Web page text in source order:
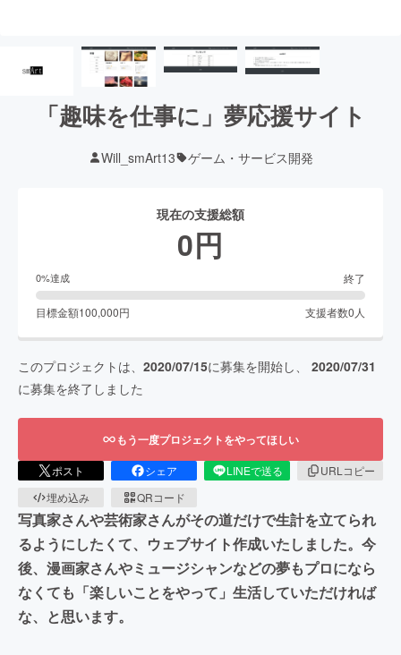
「趣味を仕事に」夢応援サイト
Will_smArt13 ゲーム・サービス開発
現在の支援総額
0円
0%達成 終了
目標金額100,000円 支援者数0 人
このプロジェクトは、 2020/07/15に募集を開始し、 2020/07/31
に募集を終了しました
もう一度プロジェクトをやってほしい
ポスト シェア LINEで送る
URLコピー
埋め込み
QRコード
写真家さんや芸術家さんがその道だけで生計を立てられ
るようにしたくて、ウェブサイト作成いたしました。今
後、漫画家さんやミュージシャンなどの夢もプロになら
なくても「楽しいことをやって」生活していただければ
な、と思います。